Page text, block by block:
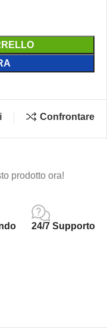
Confrontare
prodotto ora!
24/7 Supporto